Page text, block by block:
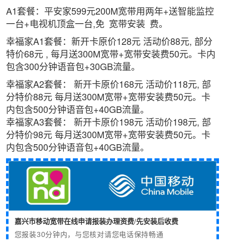
A1套餐：平安家599元200M宽带用两年+送智能监控
一台+电视机顶盒一台,免 宽带安装 费。
幸福家A1套餐：新开卡原价128元 活动价88元, 部分
特价68元 , 每月送300M宽带+宽带安装费50元。卡内
包含300分钟语音包+30GB流量。
幸福家A2套餐： 新开卡原价168元 活动价118元, 部
分特价88元 每月送300M宽带+宽带安装费50元。卡
内包含500分钟语音包+40GB流量。
幸福家A3套餐： 新开卡原价198元 活动价198元, 部
分特价98元 每月送300M宽带+宽带安装费50元。卡
内包含500分钟语音包+40GB流量。